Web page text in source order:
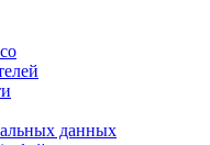
данных